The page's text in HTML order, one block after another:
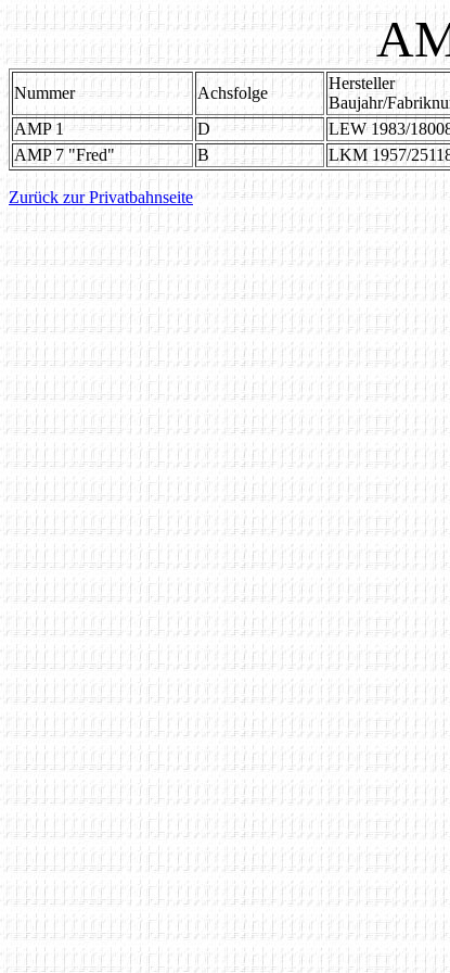
Nummer Achsfolge
Hersteller
Baujahr/
AMP 1
D LEW 1983/
AMP 7 "Fred"
B LKM 1957/
Zurück zur Privatbahnseite